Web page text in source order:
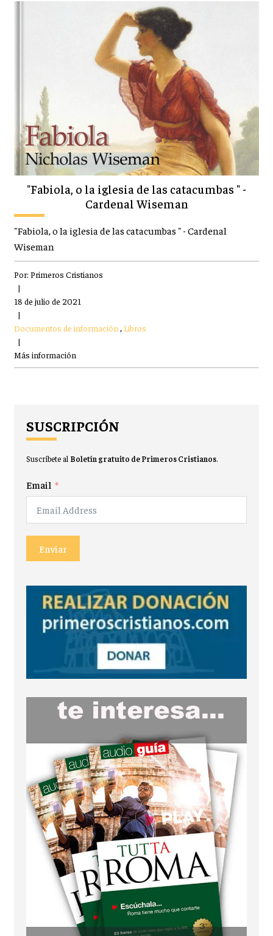
"Fabiola, o la iglesia de las catacumbas " -
Cardenal Wiseman
"Fabiola, o la iglesia de las catacumbas " - Cardenal
Wiseman
Por: Primeros Cristianos
|
18 de julio de 2021
|
Documentos de información ,Libros
|
Más información
SUSCRIPCIÓN
Suscríbete al Boletín gratuito de Primeros Cristianos.
Email
Enviar